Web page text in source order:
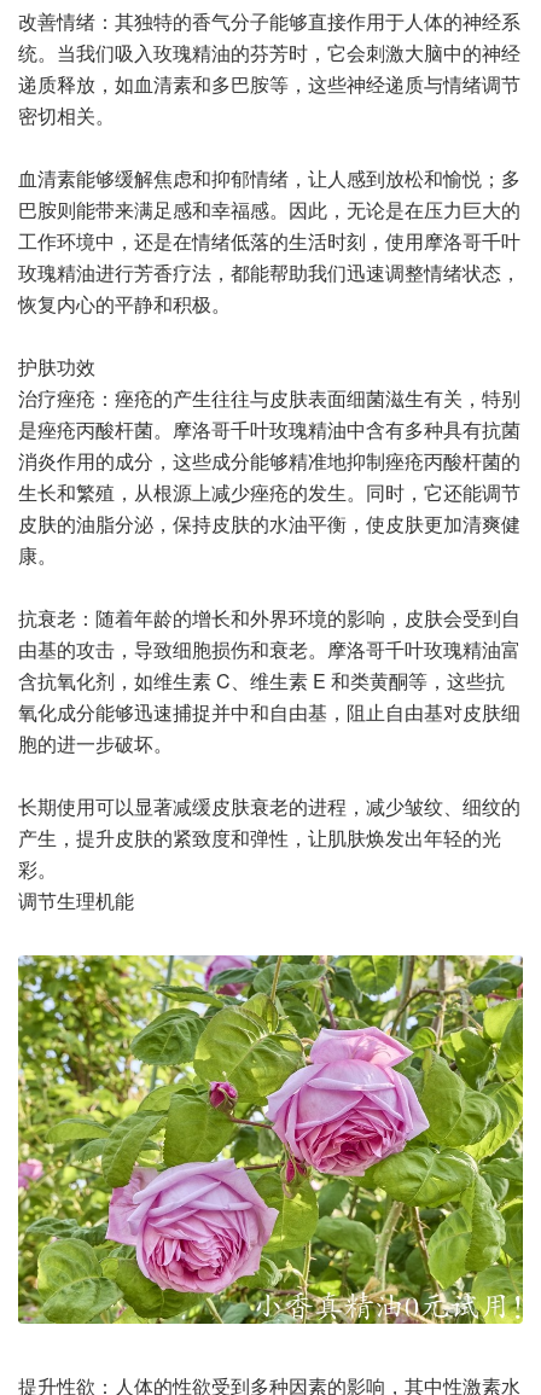
改善情绪：其独特的香气分子能够直接作用于人体的神经系
统。当我们吸入玫瑰精油的芬芳时，它会刺激大脑中的神经
递质释放，如血清素和多巴胺等，这些神经递质与情绪调节
密切相关。
血清素能够缓解焦虑和抑郁情绪，让人感到放松和愉悦；多
巴胺则能带来满足感和幸福感。因此，无论是在压力巨大的
工作环境中，还是在情绪低落的生活时刻，使用摩洛哥千叶
玫瑰精油进行芳香疗法，都能帮助我们迅速调整情绪状态，
恢复内心的平静和积极。
护肤功效
治疗痤疮：痤疮的产生往往与皮肤表面细菌滋生有关，特别
是痤疮丙酸杆菌。摩洛哥千叶玫瑰精油中含有多种具有抗菌
消炎作用的成分，这些成分能够精准地抑制痤疮丙酸杆菌的
生长和繁殖，从根源上减少痤疮的发生。同时，它还能调节
皮肤的油脂分泌，保持皮肤的水油平衡，使皮肤更加清爽健
康。
抗衰老：随着年龄的增长和外界环境的影响，皮肤会受到自
由基的攻击，导致细胞损伤和衰老。摩洛哥千叶玫瑰精油富
含抗氧化剂，如维生素 C、维生素 E 和类黄酮等，这些抗
氧化成分能够迅速捕捉并中和自由基，阻止自由基对皮肤细
胞的进一步破坏。
长期使用可以显著减缓皮肤衰老的进程，减少皱纹、细纹的
产生，提升皮肤的紧致度和弹性，让肌肤焕发出年轻的光
彩。
调节生理机能
提升性欲：人体的性欲受到多种因素的影响，其中性激素水